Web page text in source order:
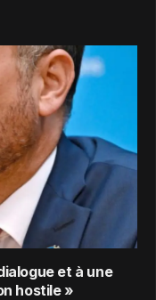
et à une
hostile »